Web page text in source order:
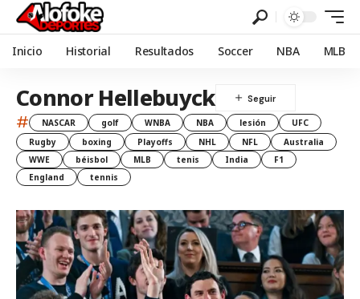
Inicio Historial Resultados Soccer NBA MLB
Connor Hellebuyck
# NASCAR golf WNBA NBA lesión
UFC
Rugby
boxing Playoffs NHL NFL
Australia
WWE
béisbol MLB tenis India
F1
England
tennis